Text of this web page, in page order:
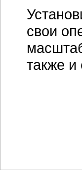
свои
также и